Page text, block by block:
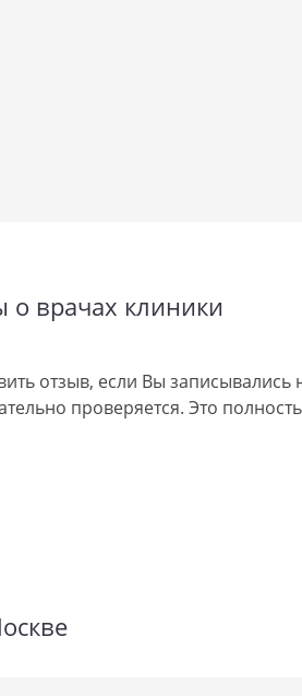
врачах клиники
отзыв, если Вы
проверяется. Это